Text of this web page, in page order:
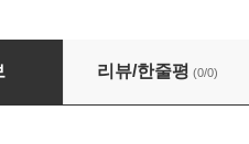
Goldenen Horn
리뷰/한줄평 (0/0)